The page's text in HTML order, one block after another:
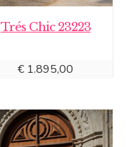
Trés Chic 23223
€1.895,00